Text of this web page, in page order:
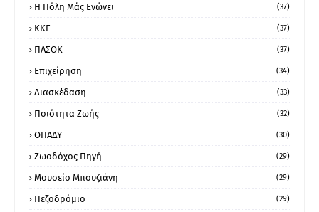
Η Πόλη Μάς Ενώνει (37)
ΚΚΕ (37)
ΠΑΣΟΚ (37)
Επιχείρηση (34)
Διασκέδαση (33)
Ποιότητα Ζωής (32)
ΟΠΑΔΥ (30)
Ζωοδόχος Πηγή (29)
Μουσείο Μπουζιάνη (29)
Πεζοδρόμιο (29)